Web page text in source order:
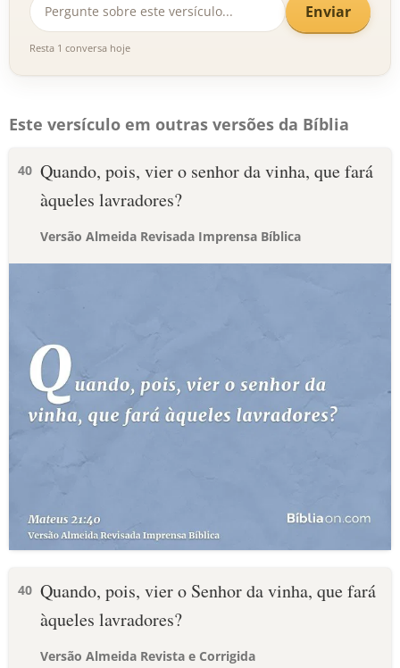
Enviar
Resta 1 conversa hoje
Este versículo em outras versões da Bíblia
40 Quando, pois, vier o senhor da vinha, que fará
àqueles lavradores?
Versão Almeida Revisada Imprensa Bíblica
40 Quando, pois, vier o Senhor da vinha, que fará
àqueles lavradores?
Versão Almeida Revista e Corrigida